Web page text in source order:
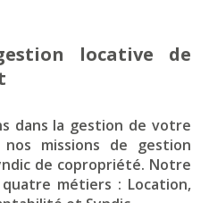
locative de
dans la gestion de votre
missions de gestion
de copropriété. Notre
métiers : Location,